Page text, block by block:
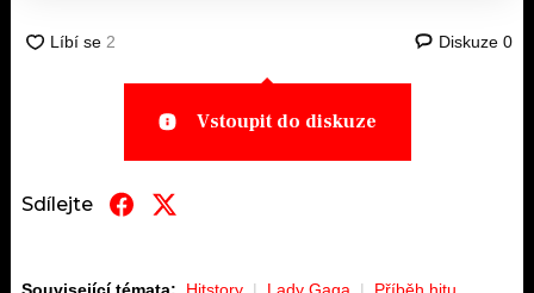
Diskuze 0
Vstoupit do diskuze
Sdílejte
Související témata: Hitstory Lady Gaga Příběh hitu